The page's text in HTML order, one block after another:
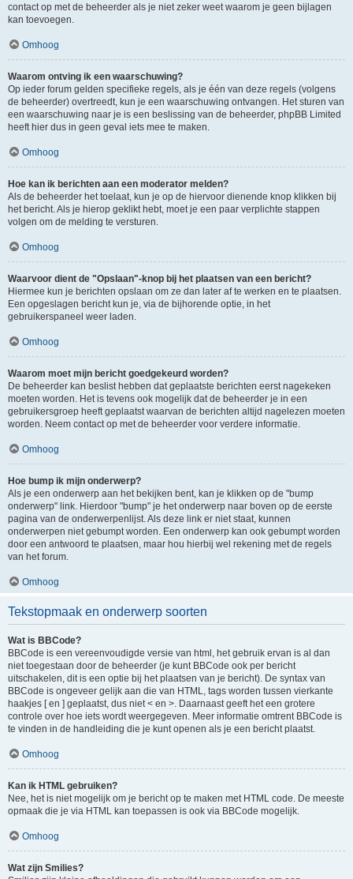
contact op met de beheerder als je niet zeker weet waarom je geen bijlagen
kan toevoegen.
Omhoog
Waarom ontving ik een waarschuwing?
Op ieder forum gelden specifieke regels, als je één van deze regels (volgens
de beheerder) overtreedt, kun je een waarschuwing ontvangen. Het sturen van
een waarschuwing naar je is een beslissing van de beheerder, phpBB Limited
heeft hier dus in geen geval iets mee te maken.
Omhoog
Hoe kan ik berichten aan een moderator melden?
Als de beheerder het toelaat, kun je op de hiervoor dienende knop klikken bij
het bericht. Als je hierop geklikt hebt, moet je een paar verplichte stappen
volgen om de melding te versturen.
Omhoog
Waarvoor dient de "Opslaan"-knop bij het plaatsen van een bericht?
Hiermee kun je berichten opslaan om ze dan later af te werken en te plaatsen.
Een opgeslagen bericht kun je, via de bijhorende optie, in het
gebruikerspaneel weer laden.
Omhoog
Waarom moet mijn bericht goedgekeurd worden?
De beheerder kan beslist hebben dat geplaatste berichten eerst nagekeken
moeten worden. Het is tevens ook mogelijk dat de beheerder je in een
gebruikersgroep heeft geplaatst waarvan de berichten altijd nagelezen moeten
worden. Neem contact op met de beheerder voor verdere informatie.
Omhoog
Hoe bump ik mijn onderwerp?
Als je een onderwerp aan het bekijken bent, kan je klikken op de "bump
onderwerp" link. Hierdoor "bump" je het onderwerp naar boven op de eerste
pagina van de onderwerpenlijst. Als deze link er niet staat, kunnen
onderwerpen niet gebumpt worden. Een onderwerp kan ook gebumpt worden
door een antwoord te plaatsen, maar hou hierbij wel rekening met de regels
van het forum.
Omhoog
Tekstopmaak en onderwerp soorten
Wat is BBCode?
BBCode is een vereenvoudigde versie van html, het gebruik ervan is al dan
niet toegestaan door de beheerder (je kunt BBCode ook per bericht
uitschakelen, dit is een optie bij het plaatsen van je bericht). De syntax van
BBCode is ongeveer gelijk aan die van HTML, tags worden tussen vierkante
haakjes [ en ] geplaatst, dus niet < en >. Daarnaast geeft het een grotere
controle over hoe iets wordt weergegeven. Meer informatie omtrent BBCode is
te vinden in de handleiding die je kunt openen als je een bericht plaatst.
Omhoog
Kan ik HTML gebruiken?
Nee, het is niet mogelijk om je bericht op te maken met HTML code. De meeste
opmaak die je via HTML kan toepassen is ook via BBCode mogelijk.
Omhoog
Wat zijn Smilies?